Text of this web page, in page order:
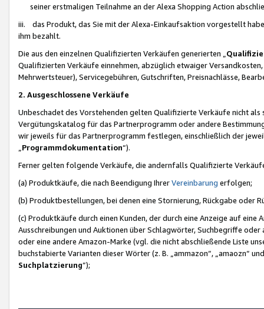
seiner erstmaligen Teilnahme an der Alexa Shopping Action
iii. das Produkt, das Sie mit der Alexa-Einkaufsaktion vorgestellt
ihm bezahlt.
Die aus den einzelnen Qualifizierten Verkäufen generierten „
Qualifizierten Verkäufe einnehmen, abzüglich etwaiger
Mehrwertsteuer), Servicegebühren, Gutschriften, Preisnachlässe,
2. Ausgeschlossene Verkäufe
Unbeschadet des Vorstehenden gelten Qualifizierte Verkäufe nicht
Vergütungskatalog für das Partnerprogramm oder andere
wir jeweils für das Partnerprogramm festlegen, einschließlich der
Programmdokumentation“).
Ferner gelten folgende Verkäufe, die andernfalls Qualifizierte
(a) Produktkäufe, die nach Beendigung IhrerVereinbarung erfolgen;
(b) Produktbestellungen, bei denen eine Stornierung, Rückgabe oder
(c) Produktkäufe durch einen Kunden, der durch eine Anzeige auf
Ausschreibungen und Auktionen über Schlagwörter, Suchbegriffe
oder eine andere Amazon-Marke (vgl. die nicht abschließende Liste
buchstabierte Varianten dieser Wörter (z. B. „ammazon“, „amaozn“
Suchplatzierung”);